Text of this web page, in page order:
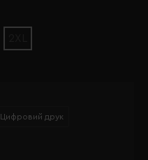
Цифровий друк